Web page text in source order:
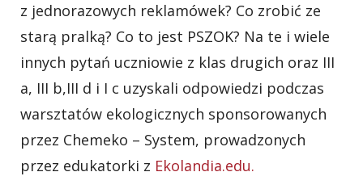
z jednorazowych reklamówek? Co zrobić ze
starą pralką? Co to jest PSZOK? Na te i wiele
innych pytań uczniowie z klas drugich oraz III
a, III b,III d i I c uzyskali odpowiedzi podczas
warsztatów ekologicznych sponsorowanych
przez Chemeko – System, prowadzonych
przez edukatorki z Ekolandia.edu.